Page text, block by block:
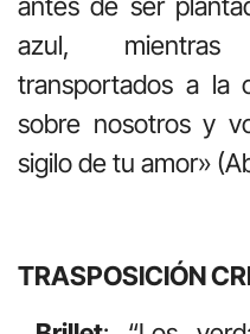
antes de ser
azul, mientras
transportados a la
sobre nosotros y
sigilo de tu amor»
TRASPOSICIÓN